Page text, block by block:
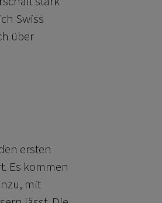
Swiss
über
ersten
Es kommen
mit